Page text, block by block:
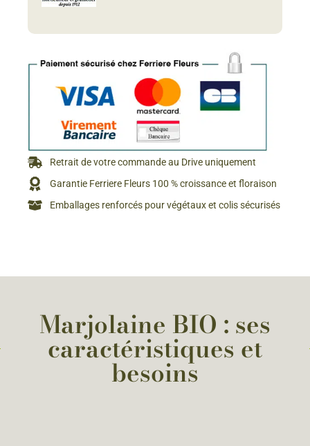
Retrait de votre commande au Drive uniquement
Garantie Ferriere Fleurs 100 % croissance et floraison
Emballages renforcés pour végétaux et colis sécurisés
Marjolaine BIO : ses
caractéristiques et
besoins